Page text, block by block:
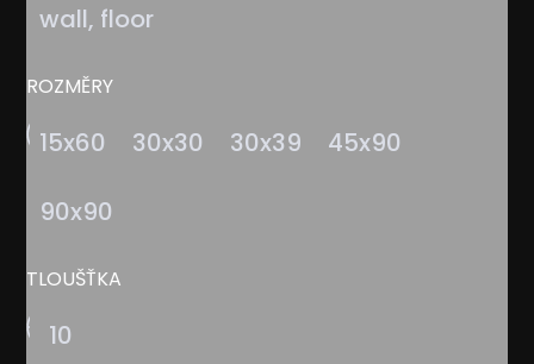
wall, floor
ROZMĚRY
15x60 30x30 30x39 45x90
90x90
TLOUŠŤKA
10